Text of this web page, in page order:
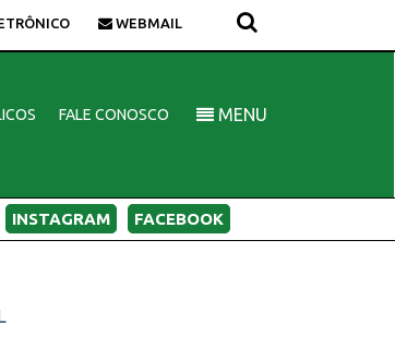
WEBMAIL
FALE CONOSCO MENU
INSTAGRAM FACEBOOK